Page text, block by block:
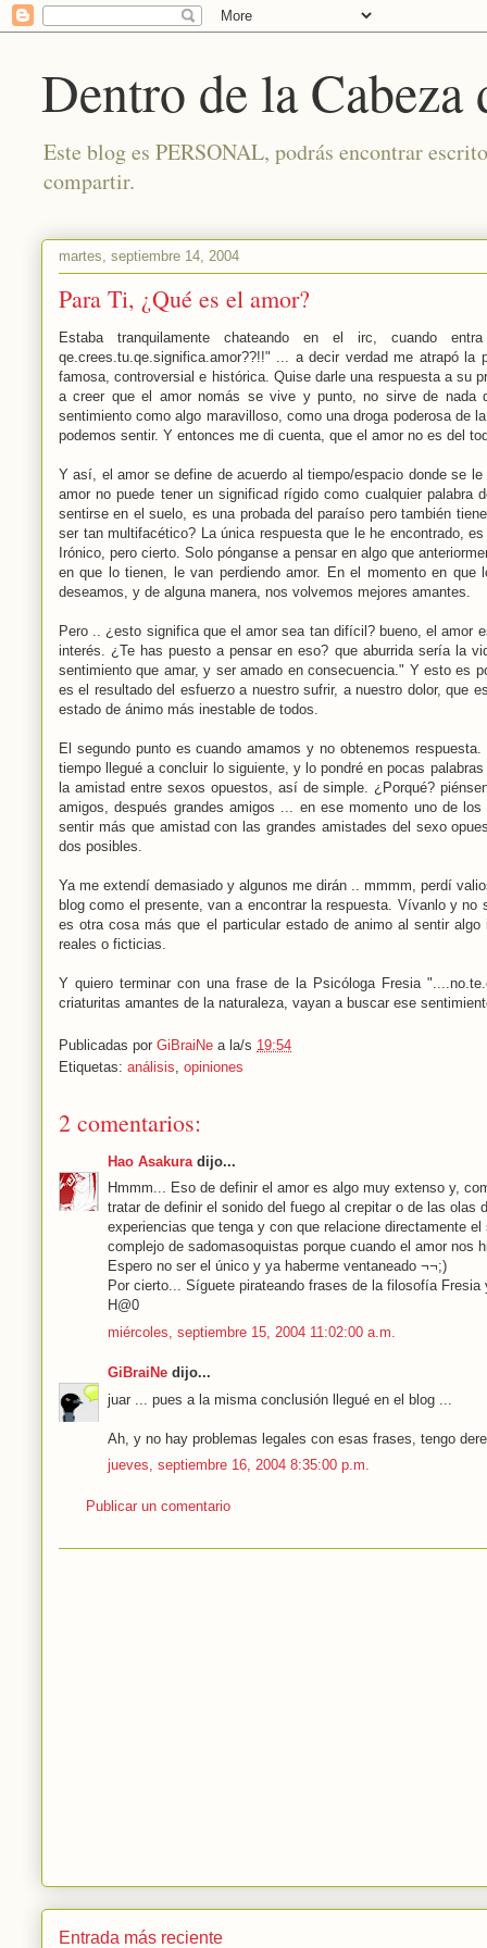
Dentro de la
Este blog es PERSONAL, podrás encontrar
compartir.
martes, septiembre 14, 2004
Para Ti, ¿Qué es el amor?
Estaba tranquilamente chateando en el irc, cuando
qe.crees.tu.qe.significa.amor??!!" ... a decir verdad me atrapó
famosa, controversial e histórica. Quise darle una respuesta a su
a creer que el amor nomás se vive y punto, no sirve de nada
sentimiento como algo maravilloso, como una droga poderosa de
podemos sentir. Y entonces me di cuenta, que el amor no es del
Y así, el amor se define de acuerdo al tiempo/espacio donde se
amor no puede tener un significad rígido como cualquier
sentirse en el suelo, es una probada del paraíso pero también
ser tan multifacético? La única respuesta que le he encontrado,
Irónico, pero cierto. Solo pónganse a pensar en algo que
en que lo tienen, le van perdiendo amor. En el momento en
deseamos, y de alguna manera, nos volvemos mejores amantes.
Pero .. ¿esto significa que el amor sea tan difícil? bueno, el amor
interés. ¿Te has puesto a pensar en eso? que aburrida sería la
sentimiento que amar, y ser amado en consecuencia." Y esto es
es el resultado del esfuerzo a nuestro sufrir, a nuestro dolor, que
estado de ánimo más inestable de todos.
El segundo punto es cuando amamos y no obtenemos
tiempo llegué a concluir lo siguiente, y lo pondré en pocas
la amistad entre sexos opuestos, así de simple. ¿Porqué?
amigos, después grandes amigos ... en ese momento uno de
sentir más que amistad con las grandes amistades del sexo
dos posibles.
Ya me extendí demasiado y algunos me dirán .. mmmm, perdí
blog como el presente, van a encontrar la respuesta. Vívanlo y
es otra cosa más que el particular estado de animo al sentir
reales o ficticias.
Y quiero terminar con una frase de la Psicóloga Fresia
criaturitas amantes de la naturaleza, vayan a buscar ese
Publicadas por GiBraiNe a la/s 19:54
Etiquetas: análisis opiniones
2 comentarios:
Hao Asakura dijo...
Hmmm... Eso de definir el amor es algo muy extenso y,
tratar de definir el sonido del fuego al crepitar o de las olas
experiencias que tenga y con que relacione directamente
complejo de sadomasoquistas porque cuando el amor nos
Espero no ser el único y ya haberme ventaneado ¬¬;)
Por cierto... Síguete pirateando frases de la filosofía Fresia
H@0
miércoles, septiembre 15, 2004 11:02:00 a.m.
GiBraiNe dijo...
juar ... pues a la misma conclusión llegué en el blog ...
Ah, y no hay problemas legales con esas frases, tengo
jueves, septiembre 16, 2004 8:35:00 p.m.
Publicar un comentario
Entrada más reciente